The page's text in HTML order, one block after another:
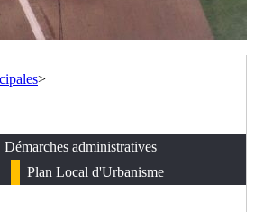
>
Démarches administratives
Plan Local d'Urbanisme